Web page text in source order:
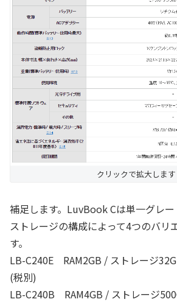
クリックで拡大します
補足します。LuvBook Cは単一グレー
ストレージの構成によって4つのバリ
す。
LB-C240E RAM2GB / ストレージ
(税別)
LB-C240B RAM4GB / ストレージ